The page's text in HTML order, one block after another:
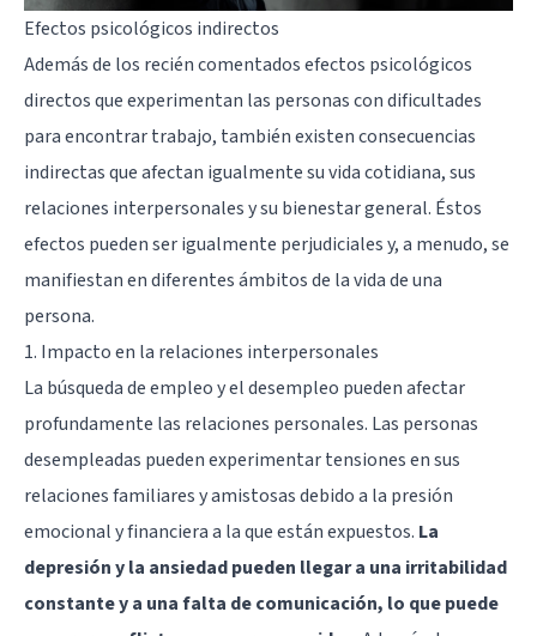
Efectos psicológicos indirectos
Además de los recién comentados efectos psicológicos
directos que experimentan las personas con dificultades
para encontrar trabajo, también existen consecuencias
indirectas que afectan igualmente su vida cotidiana, sus
relaciones interpersonales y su bienestar general. Éstos
efectos pueden ser igualmente perjudiciales y, a menudo, se
manifiestan en diferentes ámbitos de la vida de una
persona.
1. Impacto en la relaciones interpersonales
La búsqueda de empleo y el desempleo pueden afectar
profundamente las relaciones personales. Las personas
desempleadas pueden experimentar tensiones en sus
relaciones familiares y amistosas debido a la presión
emocional y financiera a la que están expuestos. La
depresión y la ansiedad pueden llegar a una irritabilidad
constante y a una falta de comunicación, lo que puede